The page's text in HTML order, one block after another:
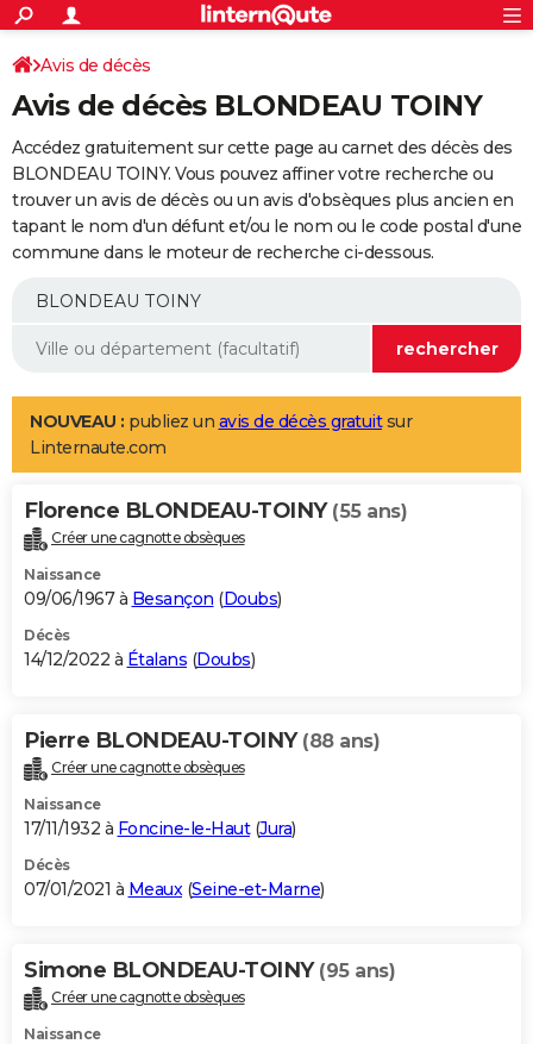
ACTUALITÉS
Politique
Société
Faits Divers
Education
Monde
Villes
+
SPORT
Coupe du monde 2026
Football
Tennis
Cyclisme
Rugby
Forum
Programme TV
TNT
Streaming
Cinéma
Sorties cinéma
Musique
+
FINANCE
Retraite
Epargne
Immobilier
Risques naturels par ville
Assurance
AUTO
Essais
Réserver un essai
Citadines
Berlines
SUV
Forum auto
+
Mobiles
Meilleur smartphone
Internet
Ordinateurs
Jeux vidéo
Guide high-tech
Aménagement intérieur
LIFESTYLE
Art de vivre
Bien-être
Loisirs
Mode
Modes de vie
Alimentation
Guide de la santé
Maladies
Médicaments
Sommeil
VOYAGE
Destinations
City break
Voyage nature
Voyage de noces
Forum
Climat
+PHOTO
GUIDES D'ACHAT
BONS PLANS
Carte de Noël
Carte Bonne année
Carte Saint-Valentin
Carte Pâques
Carte d'anniversaire
DICTIONNAIRE
Dictionnaire
Biographies
Citations
Expressions
Proverbes
PROGRAMME TV
S'inscrire
Se connecter
Lycées
Collèges
Primaires
Universités
Entreprises
Service militaire
Avis de recherche
AVIS DE DÉCÈS
Bricolage
Lifestyle
Culture
Sport
Auto
Television
Voyage
Cinema
Avis de décès
Avis de décès BLONDEAU TOINY
Accédez gratuitement sur cette page au carnet des décès des
BLONDEAU TOINY. Vous pouvez affiner votre recherche ou
trouver un avis de décès ou un avis d'obsèques plus ancien en
tapant le nom d'un défunt et/ou le nom ou le code postal d'une
commune dans le moteur de recherche ci-dessous.
NOUVEAU : publiez un avis de décès gratuitsur
Linternaute.com
Florence BLONDEAU-TOINY (55 ans)
Créer une cagnotte obsèques
Naissance
09/06/1967 à Besançon (Doubs)
Décès
14/12/2022 à Étalans (Doubs)
Pierre BLONDEAU-TOINY (88 ans)
Créer une cagnotte obsèques
Naissance
17/11/1932 à Foncine-le-Haut(Jura)
Décès
07/01/2021 à Meaux(Seine-et-Marne)
Simone BLONDEAU-TOINY (95 ans)
Créer une cagnotte obsèques
Naissance